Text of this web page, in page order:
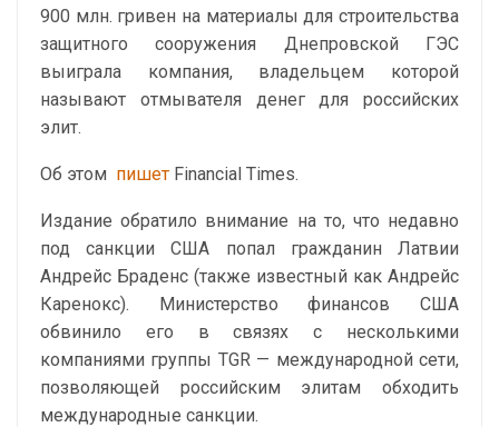
900 млн. гривен на материалы для строительства
защитного сооружения Днепровской ГЭС
выиграла компания, владельцем которой
называют отмывателя денег для российских
элит.
Об этом пишет Financial Times.
Издание обратило внимание на то, что недавно
под санкции США попал гражданин Латвии
Андрейс Браденс (также известный как Андрейс
Каренокс). Министерство финансов США
обвинило его в связях с несколькими
компаниями группы TGR — международной сети,
позволяющей российским элитам обходить
международные санкции.